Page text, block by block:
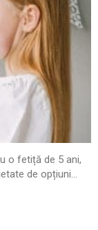
o fetiță de 5 ani,
de opțiuni...